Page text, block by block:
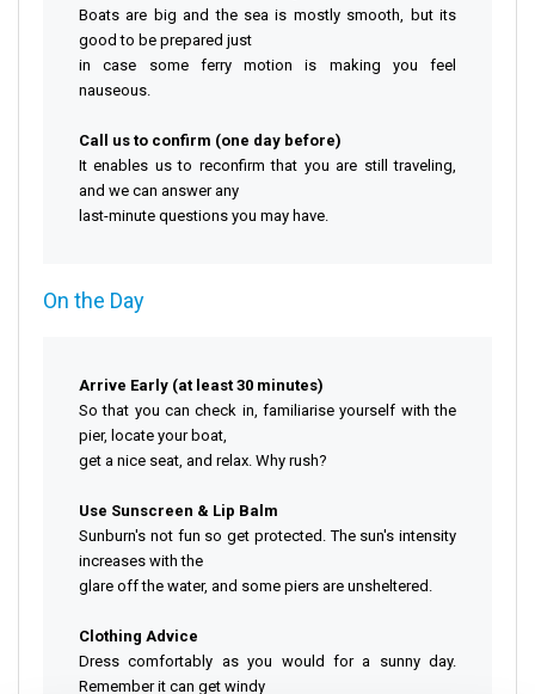
Boats are big and the sea is mostly smooth, but its
good to be prepared just
in case some ferry motion is making you feel
nauseous.
Call us to confirm (one day before)
It enables us to reconfirm that you are still traveling,
and we can answer any
last-minute questions you may have.
On the Day
Arrive Early (at least 30 minutes)
So that you can check in, familiarise yourself with the
pier, locate your boat,
get a nice seat, and relax. Why rush?
Use Sunscreen & Lip Balm
Sunburn's not fun so get protected. The sun's intensity
increases with the
glare off the water, and some piers are unsheltered.
Clothing Advice
Dress comfortably as you would for a sunny day.
Remember it can get windy